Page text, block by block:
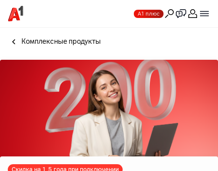
А1 плюс
Комплексные продукты
Скидка на 1,5 года при подключении